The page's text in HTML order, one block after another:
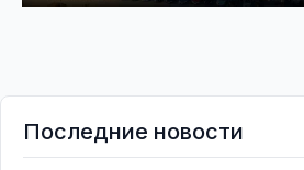
Последние новости